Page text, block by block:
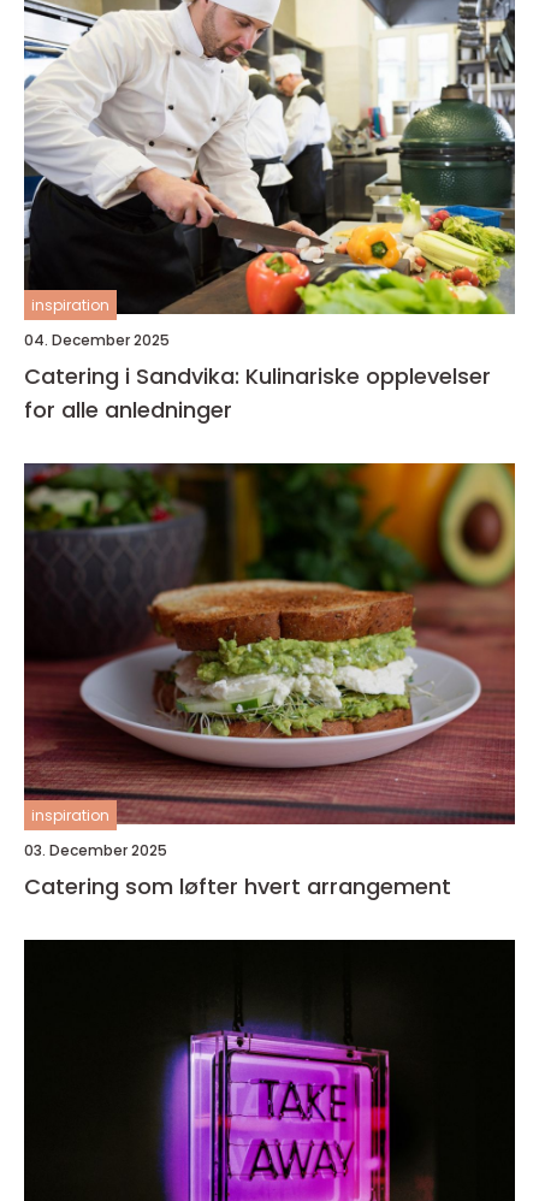
inspiration
04. December 2025
Catering i Sandvika: Kulinariske opplevelser
for alle anledninger
inspiration
03. December 2025
Catering som løfter hvert arrangement